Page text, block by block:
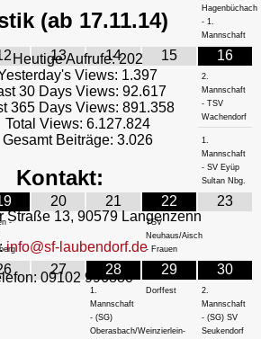
Hagenbüchach
- 1.
Mannschaft
13 14 15 16
2.
Mannschaft
- TSV
Wachendorf
1.
Mannschaft
- SV Eyüp
Sultan Nbg.
-
20 21 22
TSV
Neuhaus/Aisch
- Frauen
23
27 28
1.
Mannschaft
- (SG)
Oberasbach/Weinzierlein-
29
Dorffest
30
2.
Mannschaft
- (SG) SV
Seukendorf
(ab 17.11.14)
Heutige Aufrufe:202
Views: 1.397
30 Days Views: 92.617
365 Days Views: 891.358
Total Views: 6.127.824
Gesamt Beiträge: 3.026
Kontakt:
Straße 13, 90579 Langenzenn
info@sf-laubendorf.de
09102 996880